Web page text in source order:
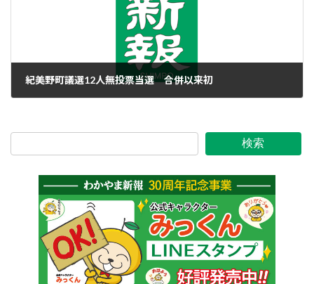
紀美野町議選12人無投票当選 合併以来初
検索